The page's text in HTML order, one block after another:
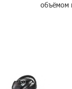
объёмом